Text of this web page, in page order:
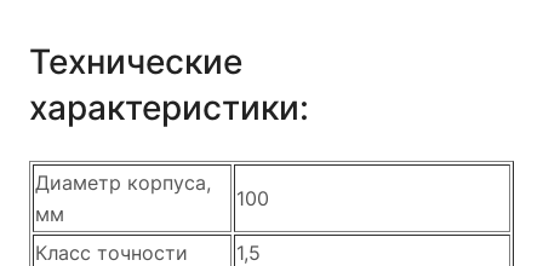
Технические
характеристики:
Диаметр корпуса,
мм
100
Класс точности
1,5